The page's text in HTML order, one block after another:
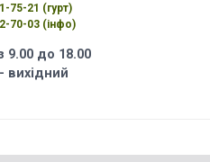
75-21 (гурт)
70-03 (інфо)
9.00 до 18.00
Facebook
Instagram